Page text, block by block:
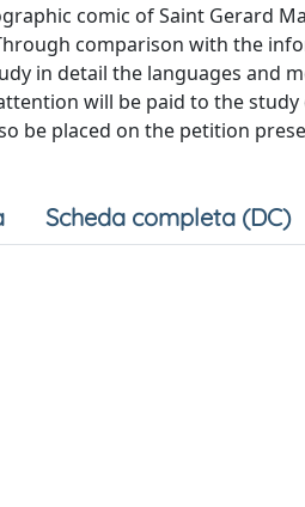
comic of Saint Gerard
comparison with the
in detail the languages and
will be paid to the
be placed on the petition
Scheda completa (DC)